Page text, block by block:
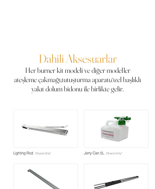
Dahili Aksesuarlar
Her burner kit modeli ve diğer modeller
ateşleme çakmağı,tutuşturma aparatı,özel başlıklı
yakıt dolum bidonu ile birlikte gelir.